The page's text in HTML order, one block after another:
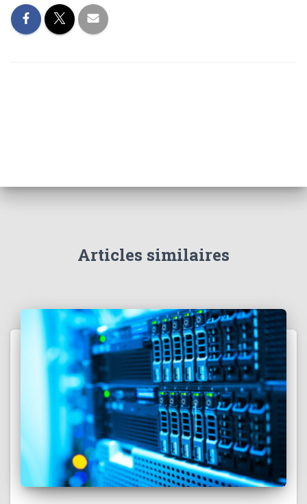
Articles similaires